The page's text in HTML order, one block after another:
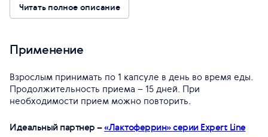
Читать полное описание
Применение
Взрослым принимать по 1 капсуле в день во время еды.
Продолжительность приема – 15 дней. При
необходимости прием можно повторить.
Идеальный партнер –«Лактоферрин» серии Expert Line